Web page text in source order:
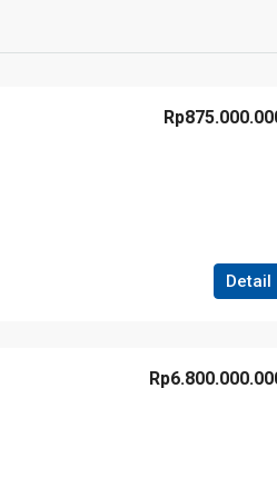
Detail